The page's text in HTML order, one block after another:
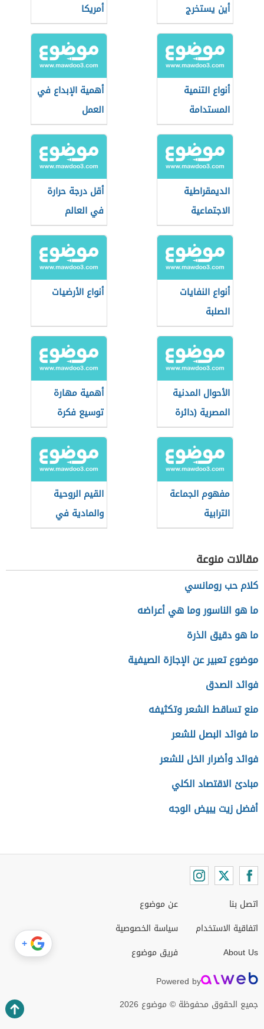
أين يستخرج
أمريكا
أنواع التنمية
المستدامة
أهمية الإبداع في
العمل
الديمقراطية
الاجتماعية
أقل درجة حرارة
في العالم
أنواع النفايات
الصلبة
أنواع الأرضيات
الأحوال المدنية
المصرية (دائرة
حكومية)
أهمية مهارة
توسيع فكرة
مفهوم الجماعة
الترابية
القيم الروحية
والمادية في
العصر الجاهلي
مقالات منوعة
كلام حب رومانسي
ما هو الناسور وما هي أعراضه
ما هو دقيق الذرة
موضوع تعبير عن الإجازة الصيفية
فوائد الصدق
منع تساقط الشعر وتكثيفه
ما فوائد البصل للشعر
فوائد وأضرار الخل للشعر
مبادئ الاقتصاد الكلي
أفضل زيت يبيض الوجه
اتصل بنا
اتفاقية الاستخدام
About Us
عن موضوع
سياسة الخصوصية
فريق موضوع
Powered by
جميع الحقوق محفوظة © موضوع 2026
+